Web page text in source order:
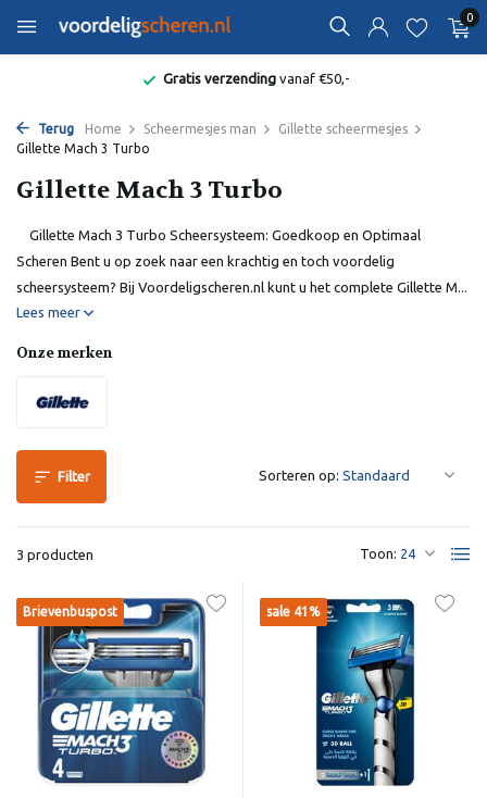
0
Gratis verzendingvanaf €50,-
Terug Home Scheermesjes man
Gillette scheermesjes
Gillette Mach 3 Turbo
Gillette Mach 3 Turbo
Gillette Mach 3 Turbo Scheersysteem: Goedkoop en Optimaal
Scheren Bent u op zoek naar een krachtig en toch voordelig
scheersysteem? Bij Voordeligscheren.nl kunt u het complete Gillette M...
Lees meer
Onze merken
Filter
3 producten Toon:
Sorteren op:
Brievenbuspost sale 41%